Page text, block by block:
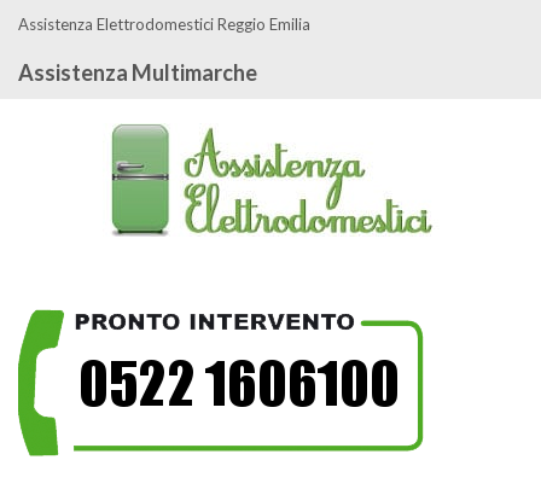
Assistenza Elettrodomestici Reggio Emilia
Assistenza Multimarche